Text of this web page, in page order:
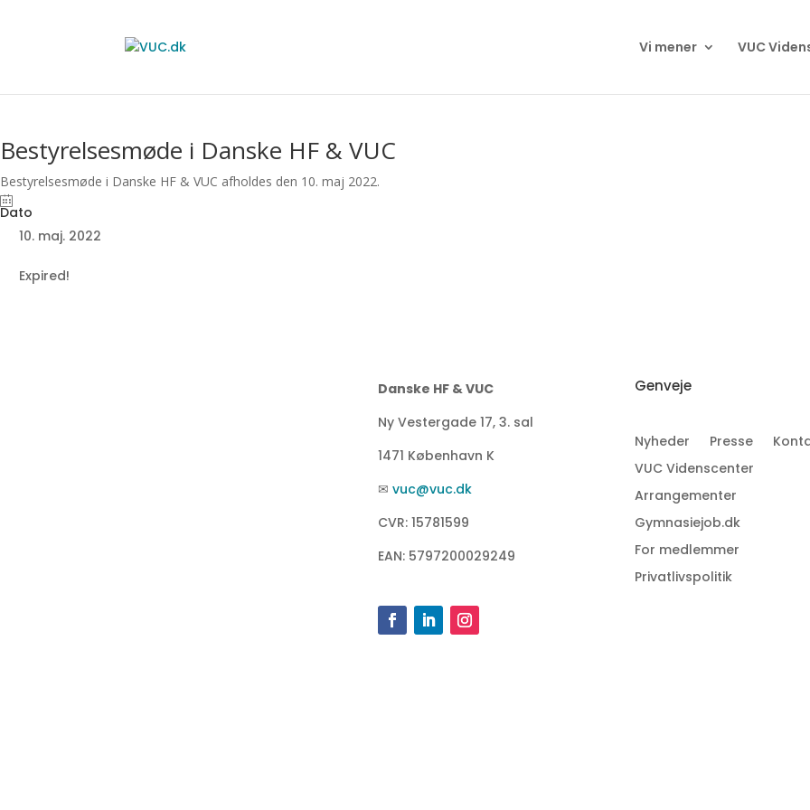
Vi mener VUC
Bestyrelsesmøde i Danske HF & VUC
Bestyrelsesmøde i Danske HF & VUC afholdes den 10. maj 2022.
10. maj. 2022
Expired!
Danske HF & VUC
Ny Vestergade 17, 3. sal
1471 København K
✉ vuc@vuc.dk
CVR: 15781599
EAN: 5797200029249
Genveje
Nyheder Presse
VUC Videnscenter
Arrangementer
Gymnasiejob.dk
For medlemmer
Privatlivspolitik